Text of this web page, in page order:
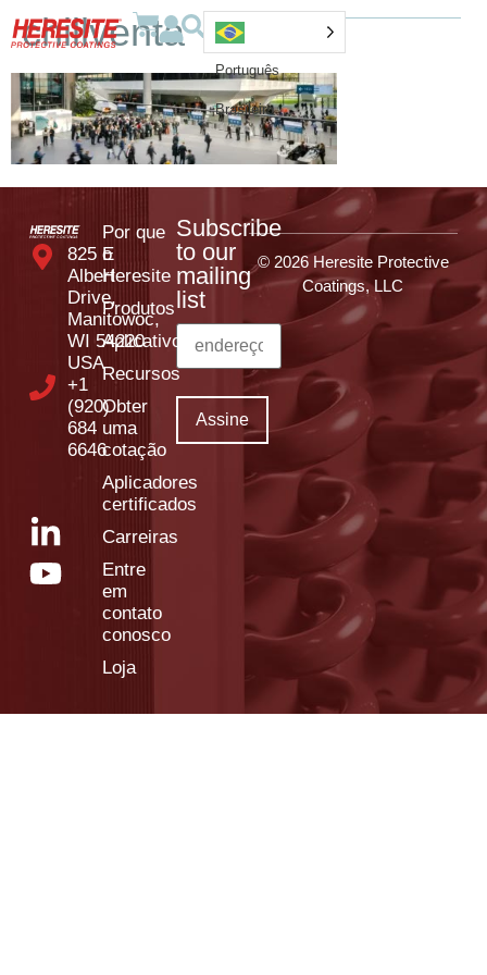
Português
Brasileiro
chillventa
825 E
Albert
Drive,
Manitowoc,
WI 54220
USA
+1
(920)
684
6646
Por que
o
Heresite
Produtos
Aplicativos
Recursos
Obter
uma
cotação
Aplicadores
certificados
Carreiras
Entre
em
contato
conosco
Loja
Subscribe
to our
mailing
list
© 2026 Heresite Protective
Coatings, LLC